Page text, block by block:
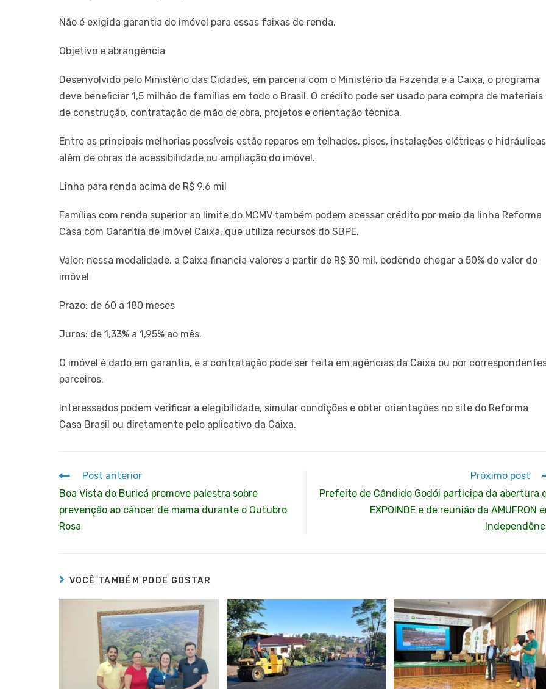
Não é exigida garantia do imóvel para essas faixas de renda.
Objetivo e abrangência
Desenvolvido pelo Ministério das Cidades, em parceria com o Ministério da Fazenda e a Caixa, o programa
deve beneficiar 1,5 milhão de famílias em todo o Brasil. O crédito pode ser usado para compra de materiais
de construção, contratação de mão de obra, projetos e orientação técnica.
Entre as principais melhorias possíveis estão reparos em telhados, pisos, instalações elétricas e
além de obras de acessibilidade ou ampliação do imóvel.
Linha para renda acima de R$ 9,6 mil
Famílias com renda superior ao limite do MCMV também podem acessar crédito por meio da linha Reforma
Casa com Garantia de Imóvel Caixa, que utiliza recursos do SBPE.
Valor: nessa modalidade, a Caixa financia valores a partir de R$ 30 mil, podendo chegar a 50% do valor do
imóvel
Prazo: de 60 a 180 meses
Juros: de 1,33% a 1,95% ao mês.
O imóvel é dado em garantia, e a contratação pode ser feita em agências da Caixa ou por
parceiros.
Interessados podem verificar a elegibilidade, simular condições e obter orientações no site do Reforma
Casa Brasil ou diretamente pelo aplicativo da Caixa.
Post anterior
Boa Vista do Buricá promove palestra sobre
prevenção ao câncer de mama durante o Outubro
Rosa
Próximo post
Prefeito de Cândido Godói participa da abertura
EXPOINDE e de reunião da AMUFRON
VOCÊ TAMBÉM PODE GOSTAR